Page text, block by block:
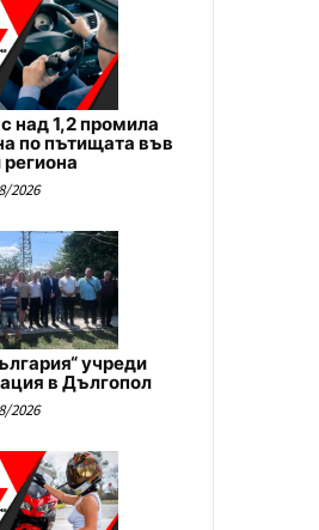
над 1,2 промила
по пътищата във
2026
учреди
в Дългопол
2026